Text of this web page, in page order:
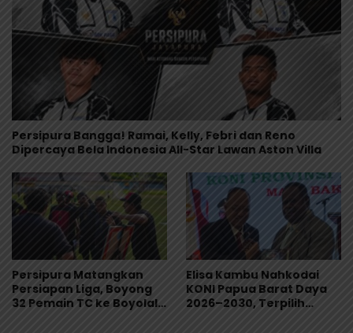
Persipura Bangga! Ramai, Kelly, Febri dan Reno
Dipercaya Bela Indonesia All-Star Lawan Aston Villa
Persipura Matangkan
Persiapan Liga, Boyong
32 Pemain TC ke Boyolali
Elisa Kambu Nahkodai
KONI Papua Barat Daya
2026–2030, Terpilih